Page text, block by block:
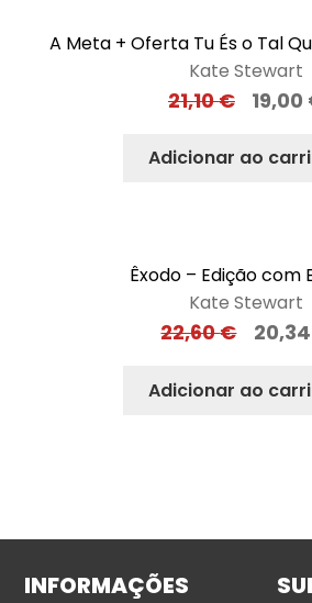
A Meta + Oferta Tu És o Tal
Kate Stewart
21,10€ 19,00
Adicionar ao
Êxodo – Edição com
Kate Stewart
22,60€ 20,34
Adicionar ao
INFORMAÇÕES